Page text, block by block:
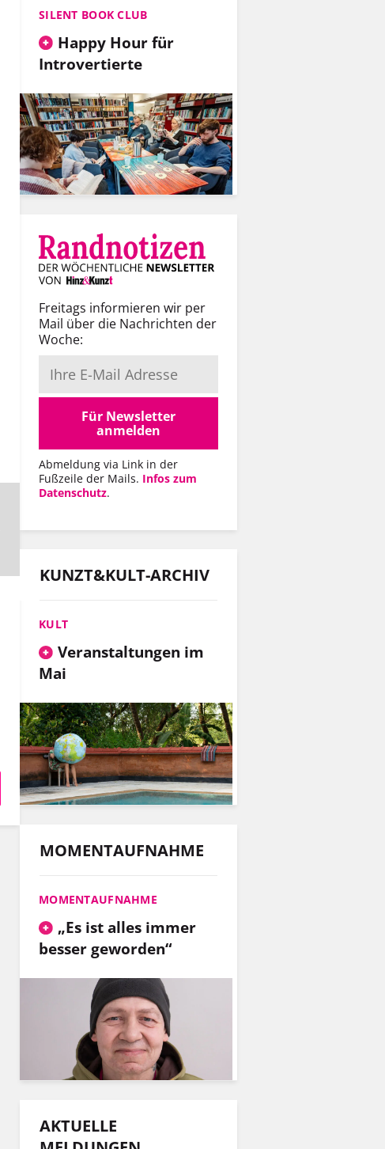
SILENT BOOK CLUB
Happy Hour für
Introvertierte
Freitags informieren wir per
Mail über die Nachrichten der
Woche:
Für Newsletter
anmelden
Abmeldung via Link in der
Fußzeile der Mails. Infos zum
Datenschutz.
KUNZT&KULT-ARCHIV
KULT
Veranstaltungen im
Mai
MOMENTAUFNAHME
MOMENTAUFNAHME
„Es ist alles immer
besser geworden“
AKTUELLE